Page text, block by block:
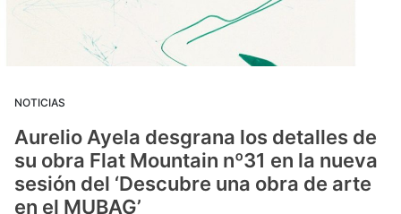
NOTICIAS
Aurelio Ayela desgrana los detalles de
su obra Flat Mountain nº31 en la nueva
sesión del ‘Descubre una obra de arte
en el MUBAG’